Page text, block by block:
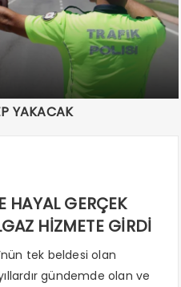
YAKACAK
HAYAL GERÇEK
HİZMETE GİRDİ
tek beldesi olan
gündemde olan ve